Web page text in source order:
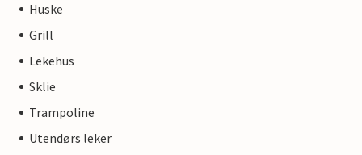
Huske
Grill
Lekehus
Sklie
Trampoline
Utendørs leker